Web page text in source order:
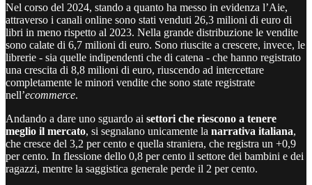
Nel corso del 2024, stando a quanto ha messo in evidenza l’Aie,
attraverso i canali online sono stati venduti 26,3 milioni di euro di
libri in meno rispetto al 2023. Nella grande distribuzione le vendite
sono calate di 6,7 milioni di euro. Sono riuscite a crescere, invece, le
librerie - sia quelle indipendenti che di catena - che hanno registrato
una crescita di 8,8 milioni di euro, riuscendo ad intercettare
completamente le minori vendite che sono state registrate
nell’ecommerce.
Andando a dare uno sguardo ai settori che riescono a tenere
meglio il mercato, si segnalano unicamente la narrativa italiana,
che cresce del 3,2 per cento e quella straniera, che registra un +0,9
per cento. In flessione dello 0,8 per cento il settore dei bambini e dei
ragazzi, mentre la saggistica generale perde il 2 per cento.